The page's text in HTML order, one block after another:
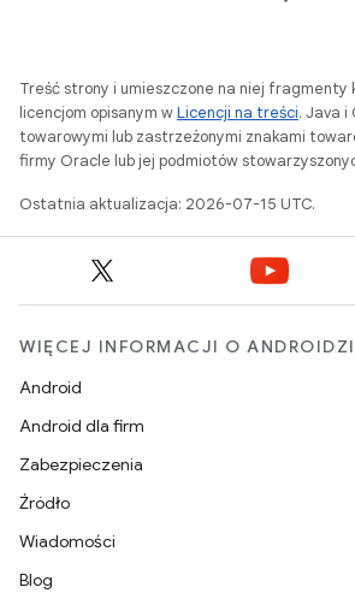
Treść strony i umieszczone na niej fragmenty
licencjom opisanym wLicencji na treści. Java i
towarowymi lub zastrzeżonymi znakami
firmy Oracle lub jej podmiotów
Ostatnia aktualizacja: 2026-07-15 UTC.
WIĘCEJ INFORMACJI O
Android
Android dla firm
Zabezpieczenia
Źródło
Wiadomości
Blog